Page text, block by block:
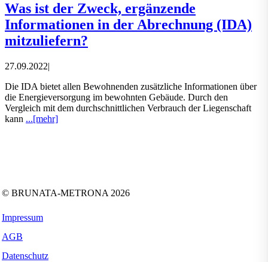
Was ist der Zweck, ergänzende
Informationen in der Abrechnung (IDA)
mitzuliefern?
27.09.2022|
Die IDA bietet allen Bewohnenden zusätzliche Informationen über
die Energieversorgung im bewohnten Gebäude. Durch den
Vergleich mit dem durchschnittlichen Verbrauch der Liegenschaft
kann ...[mehr]
© BRUNATA-METRONA 2026
Impressum
AGB
Datenschutz